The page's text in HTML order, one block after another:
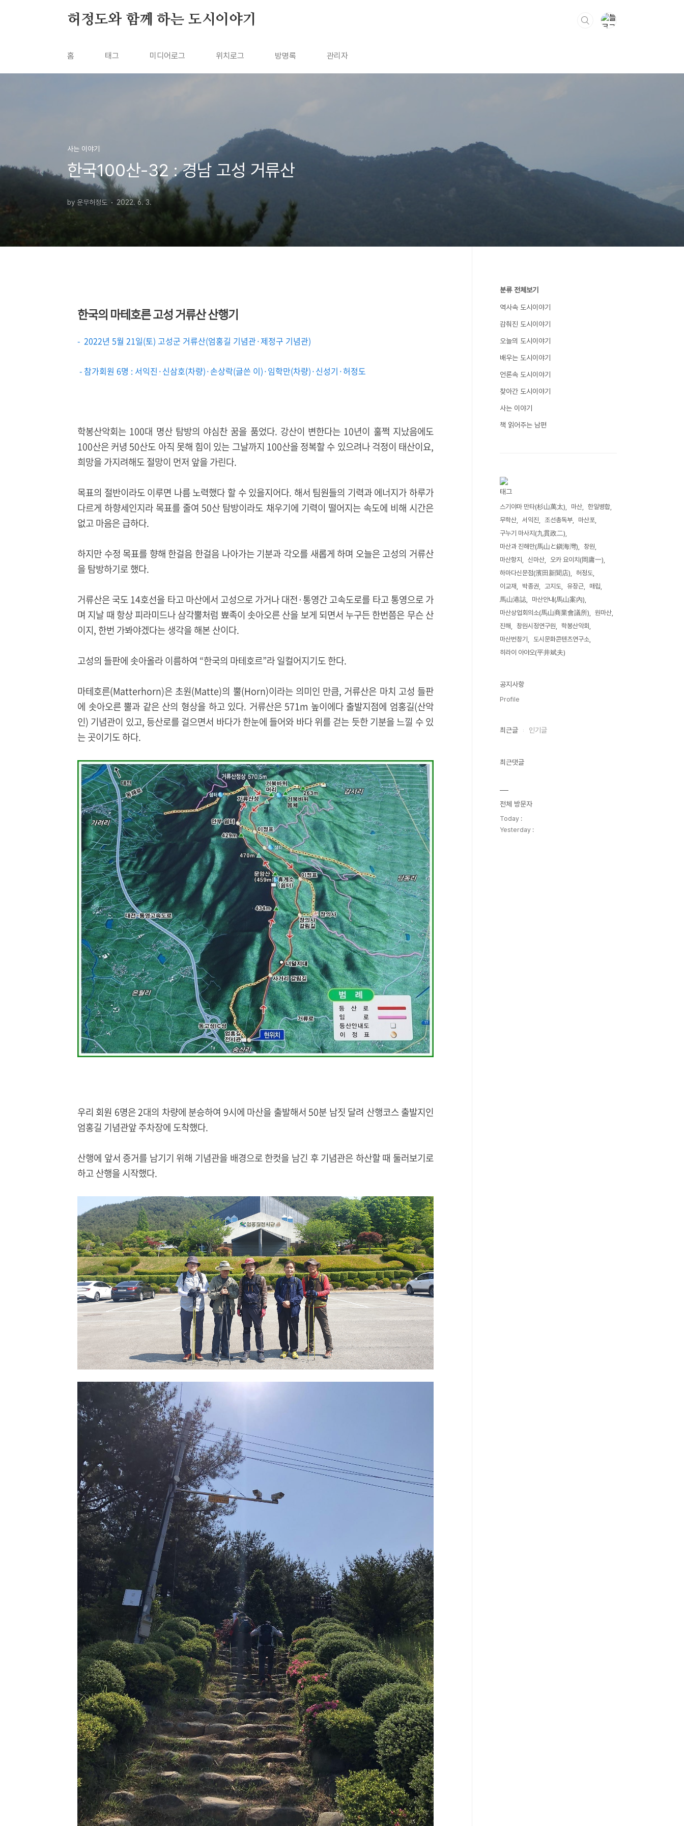
허정도와 함께 하는 도시이야기
홈 태그 미디어로그 위치로그 방명록 관리자
사는 이야기
한국100산-32 : 경남 고성 거류산
by 운무허정도 2022. 6. 3.
한국의 마테호른 고성 거류산 산행기
- 2022년 5월 21일(토) 고성군 거류산(엄홍길 기념관·제정구 기념관)
- 참가회원 6명 : 서익진·신삼호(차량)·손상락(글쓴 이)·임학만(차량)·신성기 ·허정도
학봉산악회는 100대 명산 탐방의 야심찬 꿈을 품었다. 강산이 변한다는 10년이 훌쩍 지났음에도
100산은 커녕 50산도 아직 못해 힘이 있는 그날까지 100산을 정복할 수 있으려나 걱정이 태산이요,
희망을 가지려해도 절망이 먼저 앞을 가린다.
목표의 절반이라도 이루면 나름 노력했다 할 수 있을지어다. 해서 팀원들의 기력과 에너지가 하루가
다르게 하향세인지라 목표를 줄여 50산 탐방이라도 채우기에 기력이 떨어지는 속도에 비해 시간은
없고 마음은 급하다.
하지만 수정 목표를 향해 한걸음 한걸음 나아가는 기분과 각오를 새롭게 하며 오늘은 고성의 거류산
을 탐방하기로 했다.
거류산은 국도 14호선을 타고 마산에서 고성으로 가거나 대전·통영간 고속도로를 타고 통영으로 가
며 지날 때 항상 피라미드나 삼각뿔처럼 뾰족이 솟아오른 산을 보게 되면서 누구든 한번쯤은 무슨 산
이지, 한번 가봐야겠다는 생각을 해본 산이다.
고성의 들판에 솟아올라 이름하여 “한국의 마테호르”라 일컬어지기도 한다.
마테호른(Matterhorn)은 초원(Matte)의 뿔(Horn)이라는 의미인 만큼, 거류산은 마치 고성 들판
에 솟아오른 뿔과 같은 산의 형상을 하고 있다. 거류산은 571m 높이에다 출발지점에 엄홍길(산악
인) 기념관이 있고, 등산로를 걸으면서 바다가 한눈에 들어와 바다 위를 걷는 듯한 기분을 느낄 수 있
는 곳이기도 하다.
우리 회원 6명은 2대의 차량에 분승하여 9시에 마산을 출발해서 50분 남짓 달려 산행코스 출발지인
엄홍길 기념관앞 주차장에 도착했다.
산행에 앞서 증거를 남기기 위해 기념관을 배경으로 한컷을 남긴 후 기념관은 하산할 때 둘러보기로
하고 산행을 시작했다.
분류 전체보기
역사속 도시이야기
감춰진 도시이야기
오늘의 도시이야기
배우는 도시이야기
언론속 도시이야기
찾아간 도시이야기
사는 이야기
책 읽어주는 남편
태그
스기야마 만타(杉山萬太) 마산
한일병합
무학산
서익진 조선총독부
마산포
구누기 마사지(九貫政二)
마산과 진해만(馬山と鎭海灣)
창원
마산항지
신마산
오카 요이치(岡庸一)
하마다신문점(濱田新聞店)
허정도
이교재
박종권 고지도 유장근
매립
馬山港誌
마산안내(馬山案內)
마산상업회의소(馬山商業會議所)
원마산
진해
창원시정연구원
학봉산악회
마산번창기
도시문화콘텐츠연구소
히라이 아야오(平井斌夫)
공지사항
Profile
최근글 인기글
최근댓글
전체 방문자
Today :
Yesterday :